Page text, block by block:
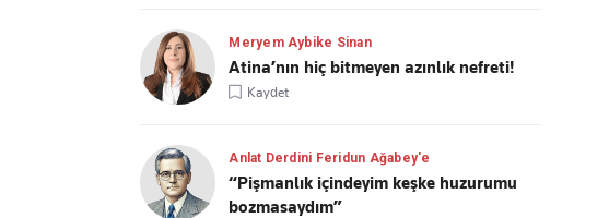
Meryem Aybike Sinan
Atina’nın hiç bitmeyen azınlık nefreti!
Kaydet
Anlat Derdini Feridun Ağabey'e
“Pişmanlık içindeyim keşke huzurumu
bozmasaydım”